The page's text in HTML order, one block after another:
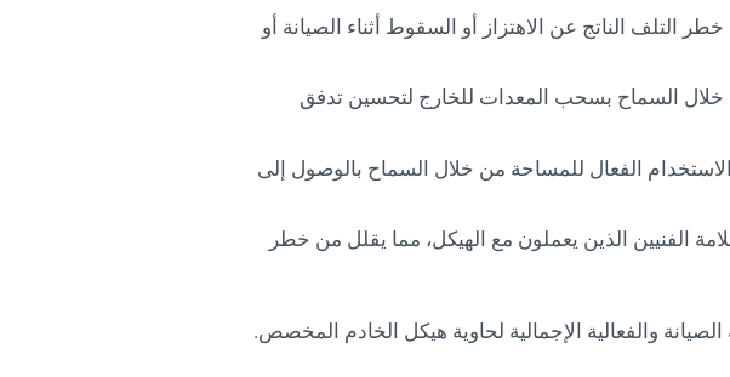
الناتج عن الاهتزاز أو السقوط أثناء الصيانة أو
خلال السماح بسحب المعدات للخارج لتحسين تدفق
الفعال للمساحة من خلال السماح بالوصول إلى
الفنيين الذين يعملون مع الهيكل، مما يقلل من خطر
والفعالية الإجمالية لحاوية هيكل الخادم المخصص.